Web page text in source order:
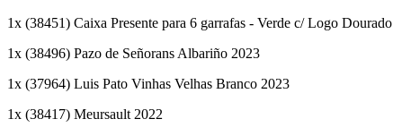
1x (38451) Caixa Presente para 6 garrafas - Verde c/ Logo Dourado
1x (38496) Pazo de Señorans Albariño 2023
1x (37964) Luis Pato Vinhas Velhas Branco 2023
1x (38417) Meursault 2022